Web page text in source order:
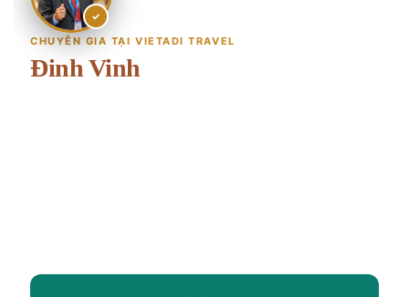
✓
CHUYÊN GIA TẠI VIETADI TRAVEL
Đinh Vinh